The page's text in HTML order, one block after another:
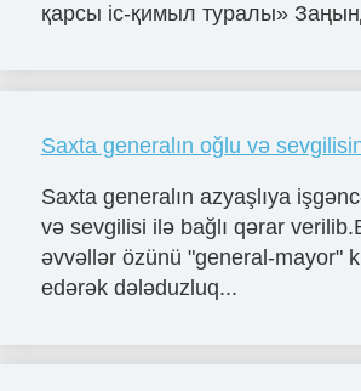
қарсы іс-қимыл туралы»
Saxta generalın oğlu və
Saxta generalın azyaşlıya
və sevgilisi ilə bağlı qərar
əvvəllər özünü "general-mayor"
edərək dələduzluq...